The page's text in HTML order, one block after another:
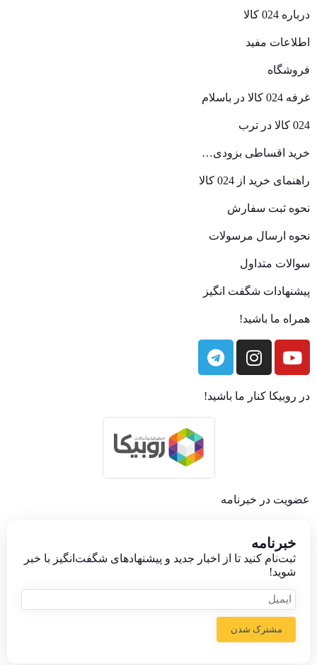
درباره 024 کالا
اطلاعات مفید
فروشگاه
غرفه 024 کالا در باسلام
024 کالا در ترب
خرید اقساطی بزودی…
راهنمای خرید از 024 کالا
نحوه ثبت سفارش
نحوه ارسال مرسولات
سوالات متداول
پیشنهادات شگفت انگیز
همراه ما باشید!
در روبیکا کنار ما باشید!
عضویت در خبرنامه
خبر‌نامه
ثبت‌نام کنید تا از اخبار جدید و پیشنهاد‌های شگفت‌انگیز با خبر
شوید!
مشترک شدن